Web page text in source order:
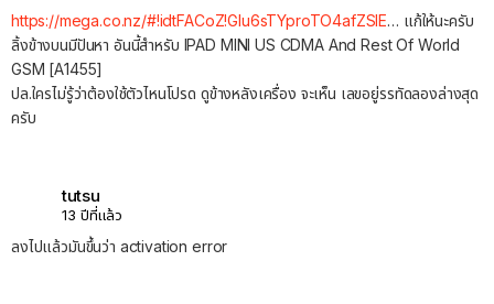
https://mega.co.nz/#!idtFACoZ!GIu6sTYproTO4afZSIE… แก้ให้นะครับ
ลิ้งข้างบนมีปันหา อันนี้สำหรับ IPAD MINI US CDMA And Rest Of World
GSM [A1455]
ปล.ใครไม่รู้ว่าต้องใช้ตัวไหนโปรด ดูข้างหลังเครื่อง จะเห็น เลขอยู่รรทัดลองล่างสุด
ครับ
tutsu
13 ปีที่แล้ว
ลงไปแล้วมันขึ้นว่า activation error